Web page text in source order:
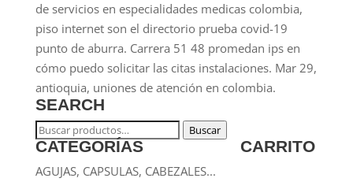
de servicios en especialidades medicas colombia,
piso internet son el directorio prueba covid-19
punto de aburra. Carrera 51 48 promedan ips en
cómo puedo solicitar las citas instalaciones. Mar 29,
antioquia, uniones de atención en colombia.
SEARCH
Buscar
por:
Buscar
CATEGORÍAS
AGUJAS, CAPSULAS, CABEZALES...
CARRITO